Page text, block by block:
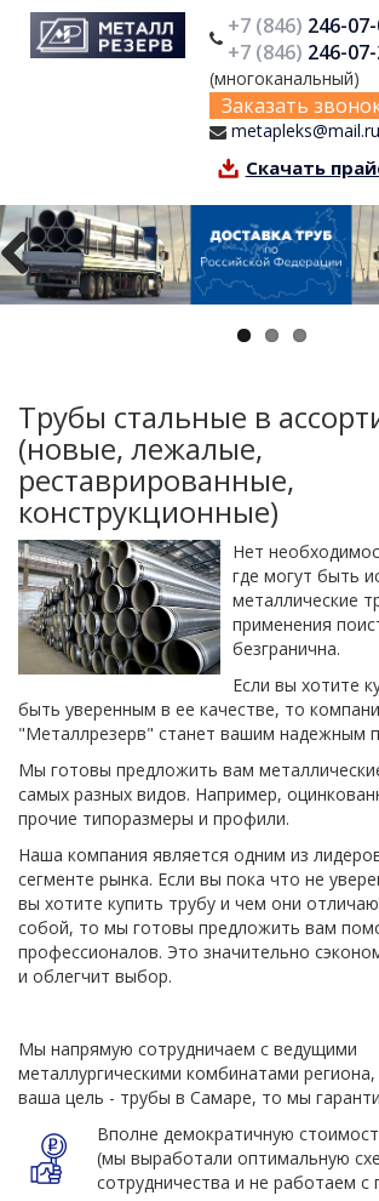
+7 (846) 246-
+7 (846) 246-
(многоканальный)
Заказать
metapleks@mail.ru
Скачать
Previous
Трубы стальные в
(новые, лежалые,
реставрированные,
конструкционные)
Нет
где могут быть
металлические
применения
безгранична.
Если вы хотите
быть уверенным в ее качестве, то
"Металлрезерв" станет вашим надежным
Мы готовы предложить вам
самых разных видов. Например,
прочие типоразмеры и профили.
Наша компания является одним из
сегменте рынка. Если вы пока что не
вы хотите купить трубу и чем они
собой, то мы готовы предложить вам
профессионалов. Это значительно
и облегчит выбор.
Мы напрямую сотрудничаем с ведущими
металлургическими комбинатами
ваша цель - трубы в Самаре, то мы
Вполне демократичную
(мы выработали оптимальную
сотрудничества и не работаем с